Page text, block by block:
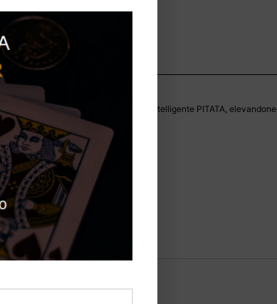
CATEGORIA:
MARCHIO: PITATA
perfettamente con la tua bilancia intelligente PITATA, elevandone
dipinta a mano.
la bilancia intelligente PITATA.
che quella posteriore.
della bocca – 17,2 cm.